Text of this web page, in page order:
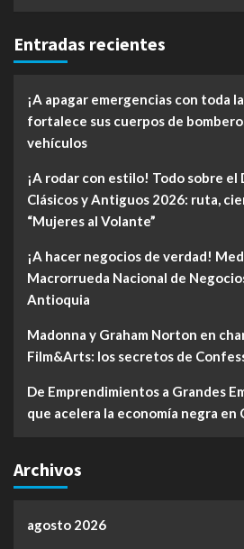
Entradas recientes
¡A apagar emergencias con toda
fortalece sus cuerpos de
vehículos
¡A rodar con estilo! Todo sobre el
Clásicos y Antiguos 2026: ruta,
“Mujeres al Volante”
¡A hacer negocios de verdad!
Macrorrueda Nacional de
Antioquia
Madonna y Graham Norton en
Film&Arts: los secretos de
De Emprendimientos a Grandes
que acelera la economía negra en
Archivos
agosto 2026